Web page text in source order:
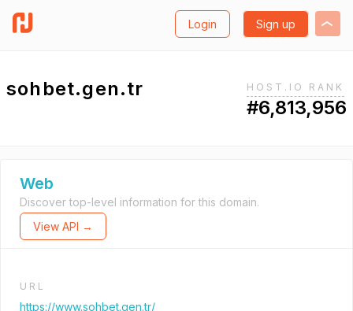
Login Sign up
sohbet.gen.tr HOST.IO RANK
#6,813,956
Web
Discover top-level information for this domain.
View API →
URL
https://www.sohbet.gen.tr/